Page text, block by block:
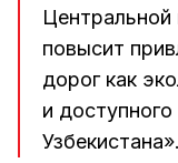
повысит
дорог как
и
Узбекистана».